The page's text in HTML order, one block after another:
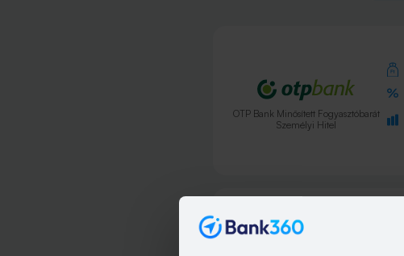
OTP Bank Minősített Fogyasztóbarát
Személyi Hitel